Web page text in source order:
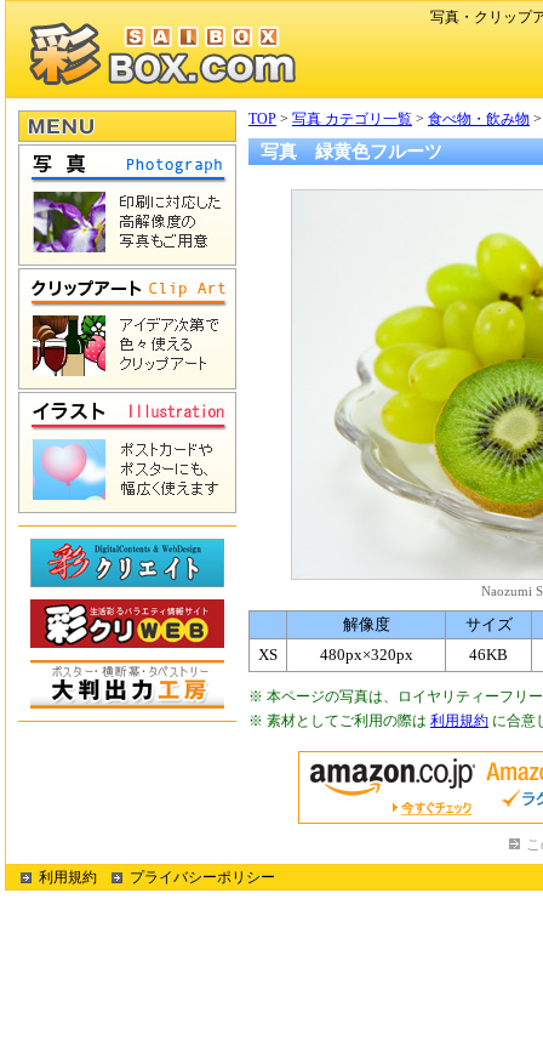
写真・クリップ
TOP > 写真 カテゴリ一覧 > 食べ物・飲み物
写真 緑黄色フルーツ
Naozumi
解像度
サイズ
XS
480px×320px 46KB
※ 本ページの写真は、ロイヤリティーフリ
※ 素材としてご利用の際は 利用規約 に合意
利用規約
プライバシーポリシー